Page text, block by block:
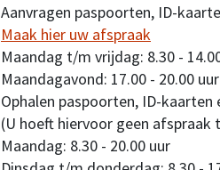
Aanvragen paspoorten, ID-
Maak hier uw afspraak
Maandag t/m vrijdag: 8.30 -
Maandagavond: 17.00 - 20.00 uur
Ophalen paspoorten, ID-kaarten
(U hoeft hiervoor geen afspraak
Maandag: 8.30 - 20.00 uur